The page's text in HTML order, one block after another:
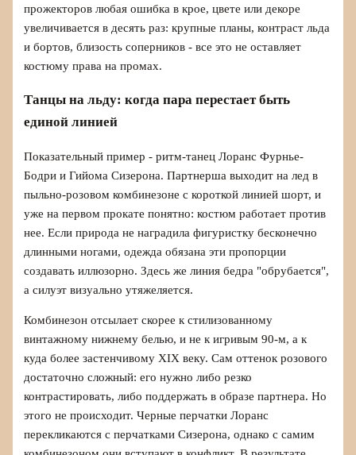
прожекторов любая ошибка в крое, цвете или декоре
увеличивается в десять раз: крупные планы, контраст льда
и бортов, близость соперников - все это не оставляет
костюму права на промах.
Танцы на льду: когда пара перестает быть
единой линией
Показательный пример - ритм-танец Лоранс Фурнье-
Бодри и Гийома Сизерона. Партнерша выходит на лед в
пыльно-розовом комбинезоне с короткой линией шорт, и
уже на первом прокате понятно: костюм работает против
нее. Если природа не наградила фигуристку бесконечно
длинными ногами, одежда обязана эти пропорции
создавать иллюзорно. Здесь же линия бедра "обрубается",
а силуэт визуально утяжеляется.
Комбинезон отсылает скорее к стилизованному
винтажному нижнему белью, и не к игривым 90-м, а к
куда более застенчивому XIX веку. Сам оттенок розового
достаточно сложный: его нужно либо резко
контрастировать, либо поддержать в образе партнера. Но
этого не происходит. Черные перчатки Лоранс
перекликаются с перчатками Сизерона, однако с самим